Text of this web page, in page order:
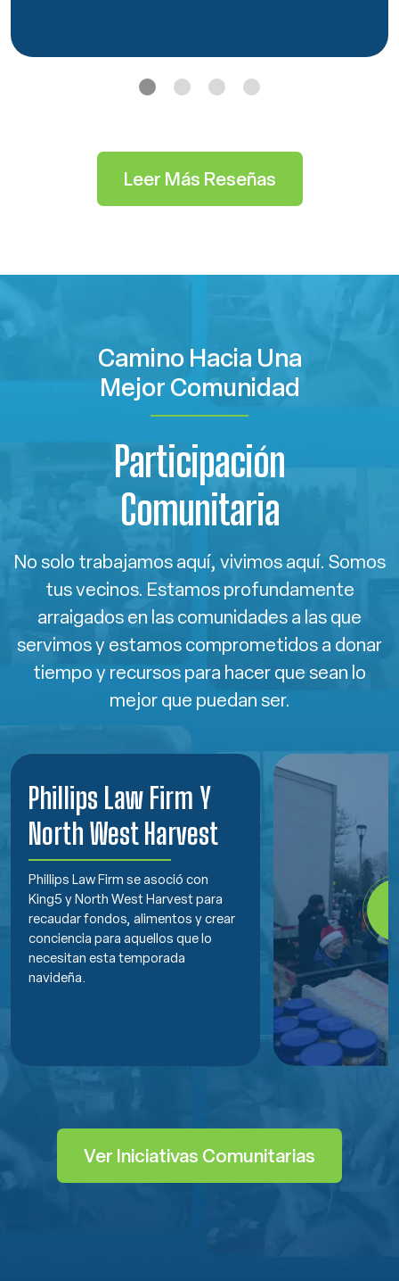
Leer Más Reseñas
Camino Hacia Una
Mejor Comunidad
Participación
Comunitaria
No solo trabajamos aquí, vivimos aquí. Somos
tus vecinos. Estamos profundamente
arraigados en las comunidades a las que
servimos y estamos comprometidos a donar
tiempo y recursos para hacer que sean lo
mejor que puedan ser.
Phillips Law Firm Y
North West Harvest
Phillips Law Firm se asoció con
King5 y North West Harvest para
recaudar fondos, alimentos y crear
conciencia para aquellos que lo
necesitan esta temporada
navideña.
Ver Iniciativas Comunitarias